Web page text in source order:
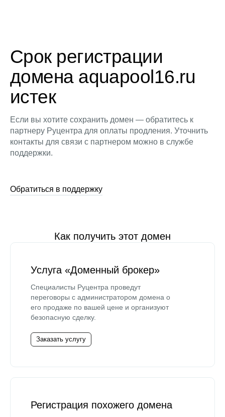
Срок регистрации
домена aquapool16.ru
истек
Если вы хотите сохранить домен — обратитесь к
партнеру Руцентра для оплаты продления. Уточнить
контакты для связи с партнером можно в службе
поддержки.
Обратиться в поддержку
Как получить этот домен
Услуга «Доменный брокер»
Специалисты Руцентра проведут
переговоры с администратором домена о
его продаже по вашей цене и организуют
безопасную сделку.
Заказать услугу
Регистрация похожего домена